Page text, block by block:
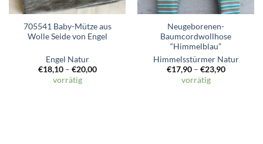
705541 Baby-Mütze aus
Wolle Seide von Engel
Engel Natur
€18,10– €20,00
vorrätig
Neugeborenen-
Baumcordwollhose
“Himmelblau”
Himmelsstürmer Natur
€17,90– €23,90
vorrätig